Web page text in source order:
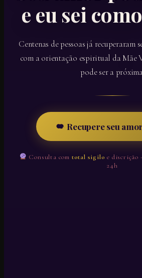
e eu sei
Centenas de pessoas já recuperaram
com a orientação espiritual da Mãe
pode ser a
Recupere seu
Consulta com total sigilo e discrição
24h